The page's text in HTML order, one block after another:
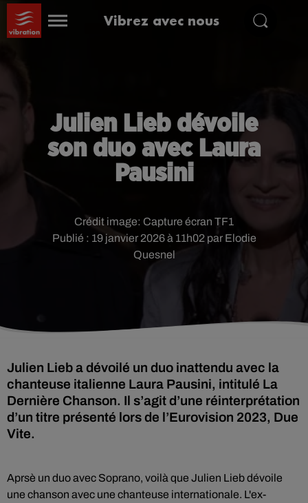
Vibrez avec nous
Julien Lieb dévoile
son duo avec Laura
Pausini
Publié : 19 janvier 2026 à 11h02 par Elodie
Quesnel
Crédit image: Capture écran TF1
Julien Lieb a dévoilé un duo inattendu avec la
chanteuse italienne Laura Pausini, intitulé La
Dernière Chanson. Il s’agit d’une réinterprétation
d’un titre présenté lors de l’Eurovision 2023, Due
Vite.
Aprsè un duo avec Soprano, voilà que Julien Lieb dévoile
une chanson avec une chanteuse internationale. L'ex-